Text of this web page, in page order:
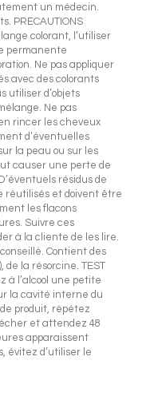
un médecin.
PRECAUTIONS
colorant, l’utiliser
permanente
Ne pas appliquer
avec des colorants
utiliser d’objets
Ne pas
rincer les cheveux
d’éventuelles
la peau ou sur les
causer une perte de
résidus de
réutilisés et doivent être
les flacons
Suivre ces
à la cliente de les lire.
Contient des
la résorcine. TEST
à l’alcool une petite
la cavité interne du
produit, répétez
et attendez 48
apparaissent
évitez d’utiliser le